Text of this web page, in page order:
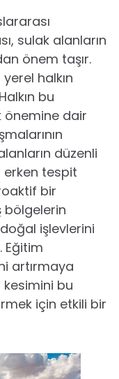
sulak alanların
önem taşır.
halkın
bu
önemine dair
düzenli
erken tespit
bir
bölgelerin
işlevlerini
Eğitim
artırmaya
bu
için etkili bir